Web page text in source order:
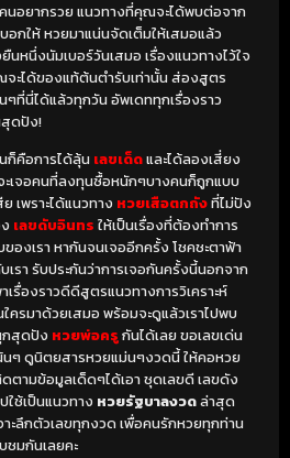
นอยากรวย แนวทางที่คุณจะได้พบต่อจาก
อกให้ หวยมาแน่นจัดเต็มให้เสมอแล้ว
นหนึ่งนัมเบอร์วันเสมอ เรื่องแนวทางไว้ใจ
จะได้ของแท้ต้นตำรับเท่านั้น ส่องสูตร
ๆที่นี่ได้แล้วทุกวัน อัพเดททุกเรื่องราว
ดปัง!
ก็คือการได้ลุ้น เลขเด็ดและได้ลองเสี่ยง
ะเจอคนที่ลงทุนซื้อหนักๆบางคนก็ถูกแบบ
พราะได้แนวทาง หวยเสือตกถังที่ไม่ปัง
เลขดับอินทร ให้เป็นเรื่องที่ต้องทำการ
องเรา หากันจนเจออีกครั้ง โชคชะตาฟ้า
รา รับประกันว่าการเจอกันครั้งนี้นอกจาก
เรื่องราวดีดีสูตรแนวทางการวิเคราะห์
ครมาด้วยเสมอ พร้อมจะดูแล้วเราไปพบ
กสุดปัง หวยพ่อครูกันได้เลย ขอเลขเด่น
นๆ ดูนิตยสารหวยแม่นๆงวดนี้ ให้คอหวย
ตามข้อมูลเด็ดๆได้เอา ชุดเลขดี เลขดัง
ช้เป็นแนวทาง หวยรัฐบาลงวดล่าสุด
าะลึกตัวเลขทุกงวด เพื่อคนรักหวยทุกท่าน
ชมกันเลยคะ